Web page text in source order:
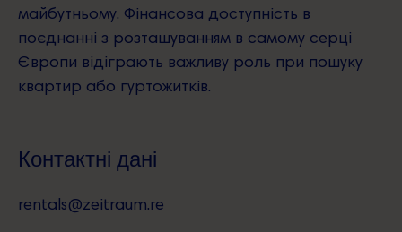
майбутньому. Фінансова доступність в
поєднанні з розташуванням в самому серці
Європи відіграють важливу роль при пошуку
квартир або гуртожитків.
Контактні дані
rentals@zeitraum.re